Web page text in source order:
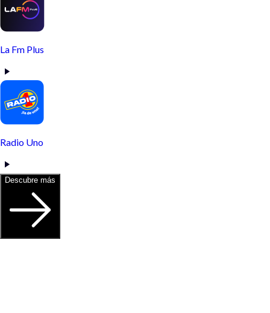
La Fm Plus
Radio Uno
Descubre más